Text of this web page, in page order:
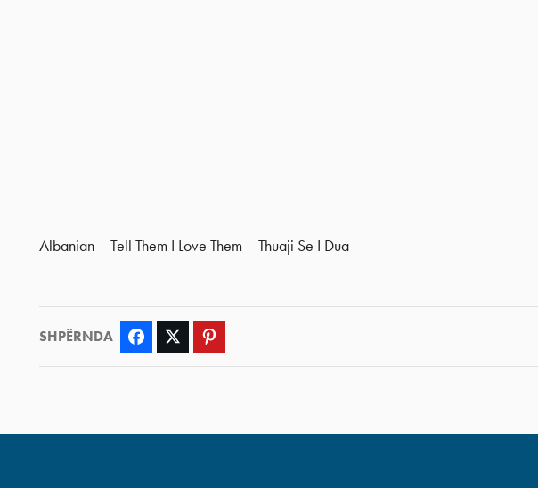
Albanian – Tell Them I Love Them – Thuaji Se I Dua
SHPËRNDA Facebook Twitter